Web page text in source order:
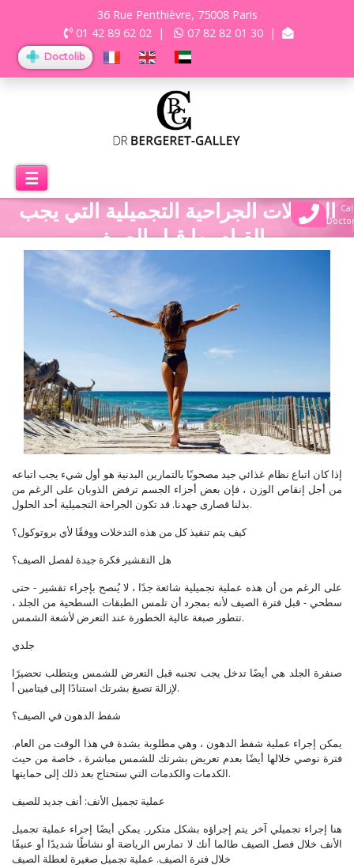
36 Rue Penthièvre, 75008 Paris
01 42 89 62 02 | 07 82 82 01 30 |
Doctolib
☰
التدخلات الجراحية التجميلية التي يجب
القيام بها قبل الصيف
إذا كان اتباع نظام غذائي جيد مصحوبًا بالتمارين البدنية هو أول شيء يجب اتباعه
من أجل إنقاص الوزن ، فإن بعض أجزاء الجسم ترفض الذوبان على الرغم من
بذلنا قصارى جهدنا. قد تكون الجراحة التجميلية أحد الحلول.
كيف يتم تنفيذ كل من هذه التدخلات ووفقًا لأي بروتوكول؟
هل التقشير فكرة جيدة لفصل الصيف؟
على الرغم من أن هذه عملية تجميلية شائعة جدًا ، لا يُنصح بإجراء تقشير - حتى
سطحي - قبل فترة الصيف لأنه بمجرد أن تلمس الطبقات السطحية من الجلد ،
تتطور صبغة عالية الخطورة عند التعرض لأشعة الشمس.
جلدي
صنفرة الجلد هي أيضًا تدخل يجب تجنبه قبل التعرض للشمس ويتطلب تحضيرًا
لإزالة تصبغ بشرتك استنادًا إلى فيتامين أ.
شفط الدهون في الصيف؟
يمكن إجراء عملية شفط الدهون ، وهي مطلوبة بشدة في هذا الوقت من العام.
فترة نوصي خلالها أيضًا بعدم تعريض بشرتك للشمس مباشرة ، خاصة من حيث
الكدمات والكدمات التي ستحتاج بعد ذلك إلى حمايتها.
عملية تجميل الأنف: أنف جديد للصيف
هنا إجراء تجميلي آخر يتم إجراؤه بشكل متكرر. يمكن أيضًا إجراء عملية تجميل
الأنف خلال فصل الصيف طالما أنك لا تمارس الرياضة أو نشاطًا شديدًا أو عنيفًا
خلال فترة الصيف. عملية تجميل صغيرة لعطلة الصيف